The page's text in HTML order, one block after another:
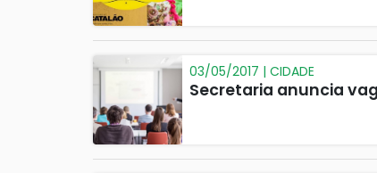
03/05/2017 | CIDADE
Secretaria anuncia